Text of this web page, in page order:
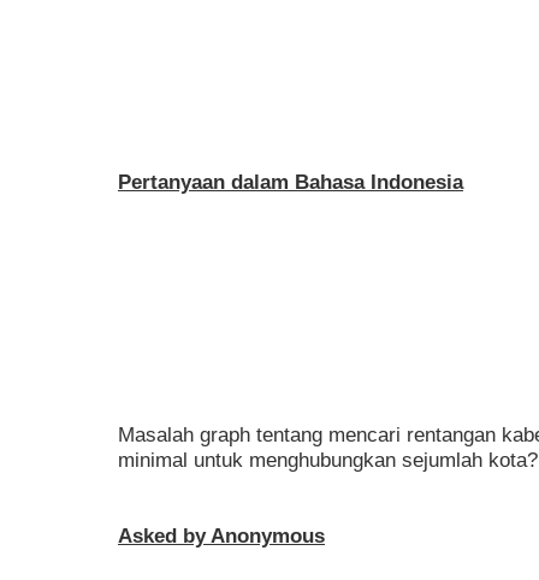
Pertanyaan dalam Bahasa Indonesia
Masalah graph tentang mencari rentangan
minimal untuk menghubungkan sejumlah kota?
Asked by Anonymous